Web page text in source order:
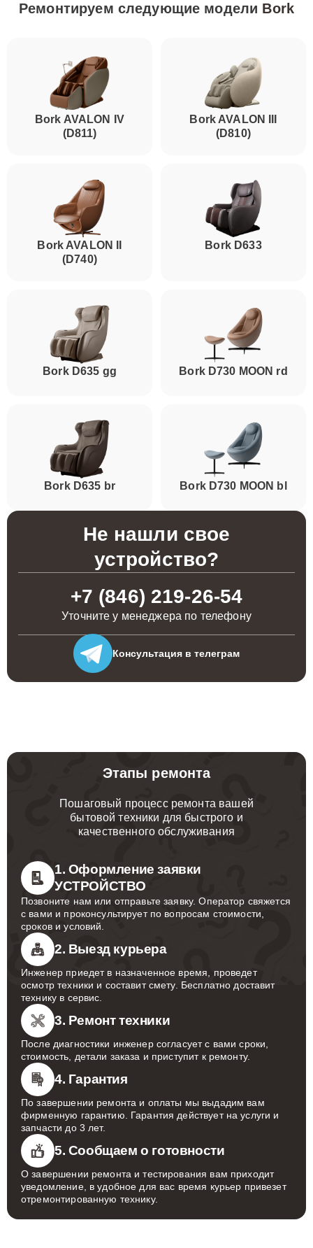
Ремонтируем следующие модели Bork
Bork AVALON IV
(D811)
Bork AVALON III
(D810)
Bork AVALON II
(D740)
Bork D633
Bork D635 gg Bork D730 MOON rd
Bork D635 br Bork D730 MOON bl
Не нашли свое
устройство?
+7 (846) 219-26-54
Уточните у менеджера по телефону
Консультация в телеграм
Этапы ремонта
Пошаговый процесс ремонта вашей
бытовой техники для быстрого и
качественного обслуживания
1. Оформление заявки
УСТРОЙСТВО
Позвоните нам или отправьте заявку. Оператор свяжется
с вами и проконсультирует по вопросам стоимости,
сроков и условий.
2. Выезд курьера
Инженер приедет в назначенное время, проведет
осмотр техники и составит смету. Бесплатно доставит
технику в сервис.
3. Ремонт техники
После диагностики инженер согласует с вами сроки,
стоимость, детали заказа и приступит к ремонту.
4. Гарантия
По завершении ремонта и оплаты мы выдадим вам
фирменную гарантию. Гарантия действует на услуги и
запчасти до 3 лет.
5. Сообщаем о готовности
О завершении ремонта и тестирования вам приходит
уведомление, в удобное для вас время курьер привезет
отремонтированную технику.